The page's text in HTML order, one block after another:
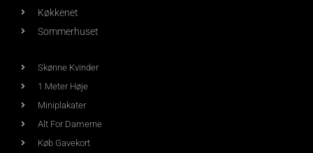
Køkkenet
Sommerhuset
Skønne Kvinder
1 Meter Høje
Miniplakater
Alt For Damerne
Køb Gavekort